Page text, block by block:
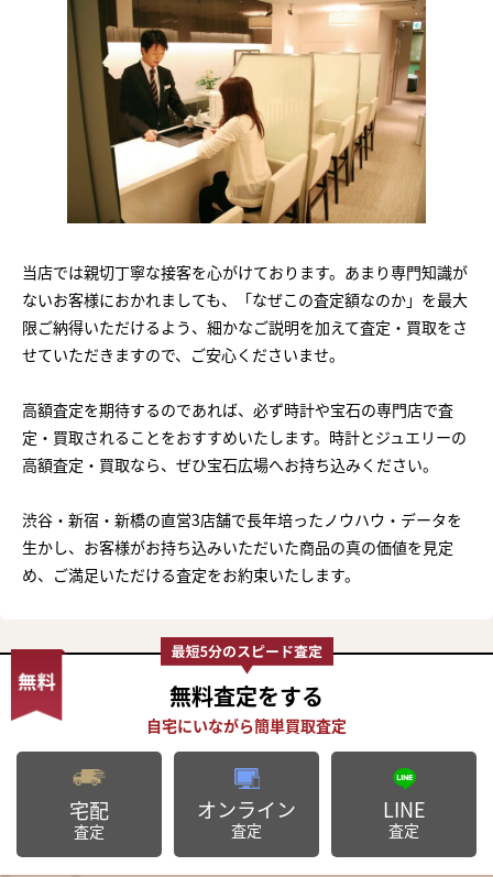
当店では親切丁寧な接客を心がけております。あまり専門知識が
ないお客様におかれましても、「なぜこの査定額なのか」を最大
限ご納得いただけるよう、細かなご説明を加えて査定・買取をさ
せていただきますので、ご安心くださいませ。
高額査定を期待するのであれば、必ず時計や宝石の専門店で査
定・買取されることをおすすめいたします。時計とジュエリーの
高額査定・買取なら、ぜひ宝石広場へお持ち込みください。
渋谷・新宿・新橋の直営3店舗で長年培ったノウハウ・データを
生かし、お客様がお持ち込みいただいた商品の真の価値を見定
め、ご満足いただける査定をお約束いたします。
無料査定をする
宅配
査定
オンライン
査定
LINE
査定